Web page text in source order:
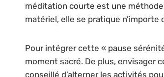
méditation courte est une
matériel, elle se pratique n’importe
Pour intégrer cette « pause
moment sacré. De plus, envisager
conseillé d’alterner les activités